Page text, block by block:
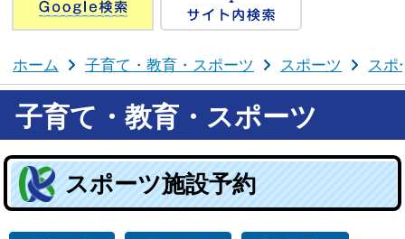
ホーム 子育て・教育・スポーツ スポーツ スポ
子育て・教育・スポーツ
スポーツ施設予約